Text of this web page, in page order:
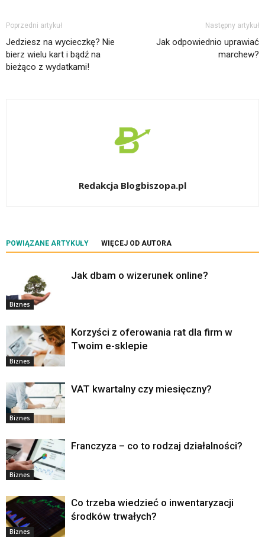
Poprzedni artykuł
Jedziesz na wycieczkę? Nie
bierz wielu kart i bądź na
bieżąco z wydatkami!
Następny artykuł
Jak odpowiednio uprawiać
marchew?
Redakcja Blogbiszopa.pl
POWIĄZANE ARTYKUŁY WIĘCEJ OD AUTORA
Biznes
Jak dbam o wizerunek online?
Biznes
Korzyści z oferowania rat dla firm w
Twoim e-sklepie
Biznes
VAT kwartalny czy miesięczny?
Biznes
Franczyza – co to rodzaj działalności?
Biznes
Co trzeba wiedzieć o inwentaryzacji
środków trwałych?